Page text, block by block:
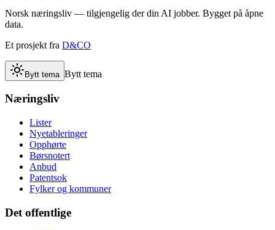
Norsk næringsliv — tilgjengelig der din AI jobber. Bygget på åpne
data.
Et prosjekt fra D&CO
Bytt tema Bytt tema
Næringsliv
Lister
Nyetableringer
Opphørte
Børsnotert
Anbud
Patentsok
Fylker og kommuner
Det offentlige